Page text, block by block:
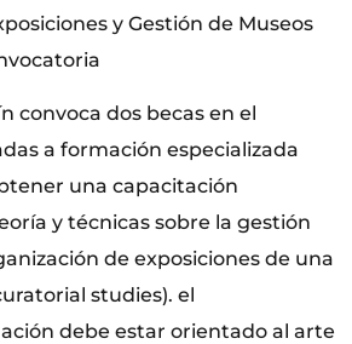
y Gestión de Museos
convoca dos becas en el
a formación especializada
una capacitación
y técnicas sobre la gestión
de exposiciones de una
studies). el
debe estar orientado al arte